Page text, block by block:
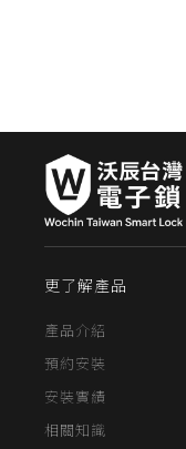
更了解產品
產品介紹
預約安裝
安裝實績
相關知識